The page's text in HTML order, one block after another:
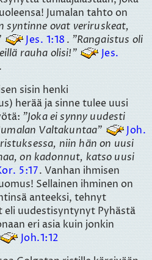
Jumalan tahto on
syntinne ovat veriruskeat,
Jes. 1:18 . Rangaistus oli
rauha olisi!
Jes.
sisin henki
herää ja sinne tulee uusi
Joka ei synny uudesti
Valtakuntaa
Joh.
niin hän on uusi
on kadonnut, katso uusi
5:17. Vanhan ihmisen
Sellainen ihminen on
anteeksi, tehnyt
eli uudestisyntynyt Pyhästä
eri asia kuin jonkin
Joh.1:12